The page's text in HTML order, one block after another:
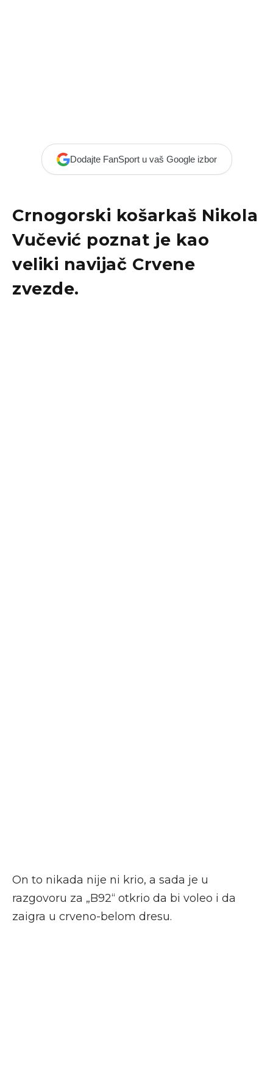
Dodajte FanSport u vaš Google izbor
Crnogorski košarkaš Nikola
Vučević poznat je kao
veliki navijač Crvene
zvezde.
On to nikada nije ni krio, a sada je u
razgovoru za „B92“ otkrio da bi voleo i da
zaigra u crveno-belom dresu.